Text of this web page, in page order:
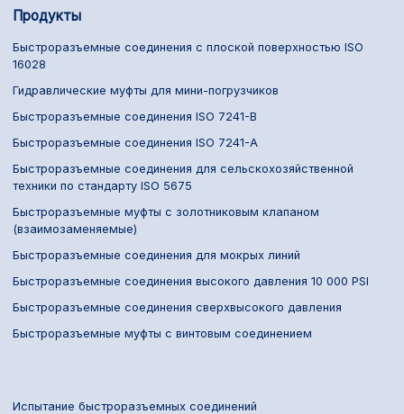
Продукты
Быстроразъемные соединения с плоской поверхностью ISO
16028
Гидравлические муфты для мини-погрузчиков
Быстроразъемные соединения ISO 7241-B
Быстроразъемные соединения ISO 7241-A
Быстроразъемные соединения для сельскохозяйственной
техники по стандарту ISO 5675
Быстроразъемные муфты с золотниковым клапаном
(взаимозаменяемые)
Быстроразъемные соединения для мокрых линий
Быстроразъемные соединения высокого давления 10 000 PSI
Быстроразъемные соединения сверхвысокого давления
Быстроразъемные муфты с винтовым соединением
Испытание быстроразъемных соединений